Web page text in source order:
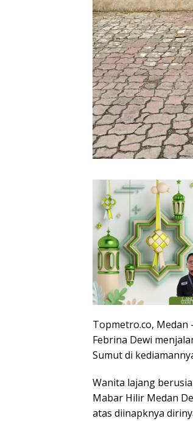
Topmetro.co, Medan
Febrina Dewi
Sumut di
Wanita lajang
Mabar Hilir Medan
atas diinapknya